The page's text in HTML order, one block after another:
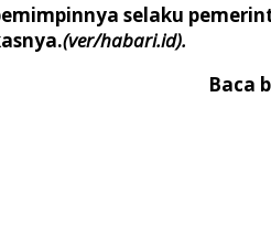
selaku
(ver/habari.id).
Baca